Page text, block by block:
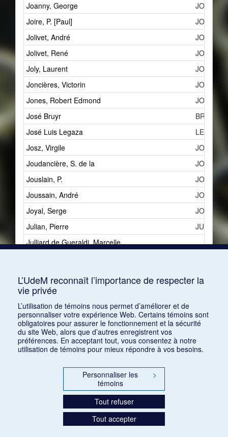
Joanny, George
JOG
Joire, P. [Paul]
JOPa
Jolivet, André
JOAa
Jolivet, René
JORa
Joly, Laurent
JOL
Joncières, Victorin
JOV
Jones, Robert Edmond
JOR
José Bruyr
BRJ
José Luis Legaza
LEJ
Josz, Virgile
JOVa
Joudancière, S. de la
JOSb
Jouslain, P.
JOP
Joussain, André
JOA
Joyal, Serge
JOSa
Julian, Pierre
JUPa
Julliard de Gueraldi, Marcelle
Juquelier, Paul
L’UdeM reconnaît l’importance de respecter la
vie privée
L’utilisation de témoins nous permet d’améliorer et de
personnaliser votre expérience Web. Certains témoins sont
obligatoires pour assurer le fonctionnement et la sécurité
du site Web, alors que d’autres enregistrent vos
préférences. En acceptant tout, vous consentez à notre
utilisation de témoins pour mieux répondre à vos besoins.
Personnaliser les
témoins
>
Tout refuser
Tout accepter